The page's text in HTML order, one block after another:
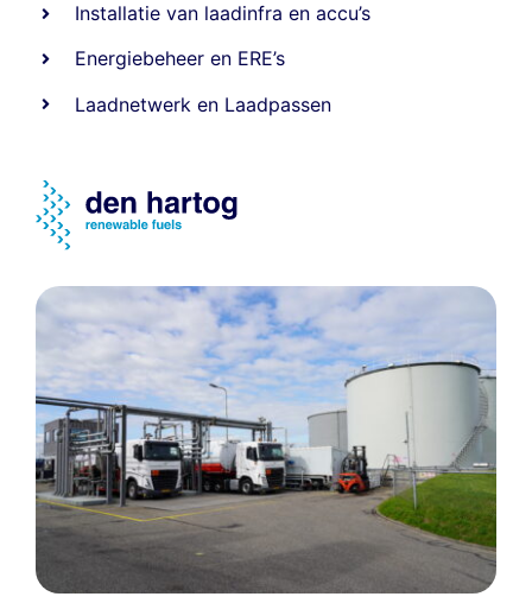
Installatie van laadinfra en accu’s
Energiebeheer en ERE’s
Laadnetwerk en Laadpassen